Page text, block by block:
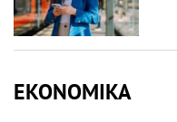
EKONOMIKA